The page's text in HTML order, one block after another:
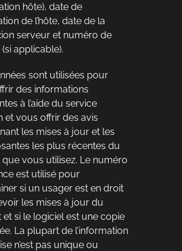
hôte), date de
de l’hôte, date de la
serveur et numéro de
applicable).
sont utilisées pour
des informations
à l’aide du service
et vous offrir des avis
les mises à jour et les
les plus récentes du
que vous utilisez. Le numéro
est utilisé pour
si un usager est en droit
les mises à jour du
et si le logiciel est une copie
La plupart de l’information
n’est pas unique ou